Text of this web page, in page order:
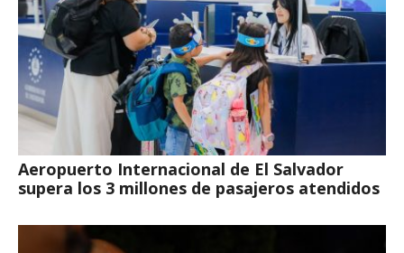
Aeropuerto Internacional de El Salvador
supera los 3 millones de pasajeros atendidos